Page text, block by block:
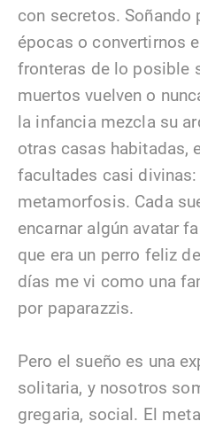
con secretos.
épocas o convertirnos
fronteras de lo posible
muertos vuelven o
la infancia mezcla su
otras casas habitadas,
facultades casi
metamorfosis. Cada
encarnar algún avatar
que era un perro feliz
días me vi como una
por paparazzis.
Pero el sueño es una
solitaria, y nosotros
gregaria, social. El